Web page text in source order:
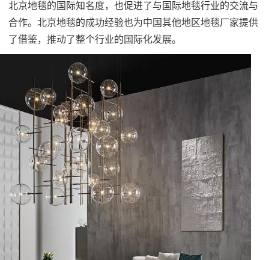
北京地毯的国际知名度，也促进了与国际地毯行业的交流与
合作。北京地毯的成功经验也为中国其他地区地毯厂家提供
了借鉴，推动了整个行业的国际化发展。